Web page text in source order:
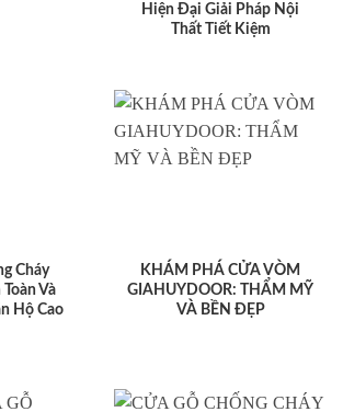
Hiện Đại Giải Pháp Nội
Thất Tiết Kiệm
Cháy
Và
Hộ Cao
KHÁM PHÁ CỬA VÒM
GIAHUYDOOR: THẨM MỸ
VÀ BỀN ĐẸP